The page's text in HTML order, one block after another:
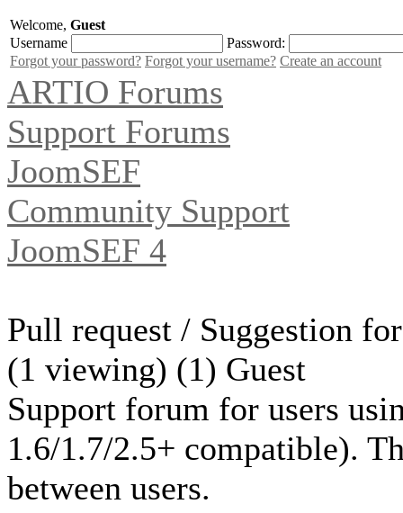
Welcome, Guest
Username
Password:
Forgot your password? Forgot your username? Create an account
ARTIO Forums
Support Forums
JoomSEF
Community Support
JoomSEF 4
Pull request / Suggestion
(1 viewing) (1) Guest
Support forum for users
1.6/1.7/2.5+ compatible).
between users.